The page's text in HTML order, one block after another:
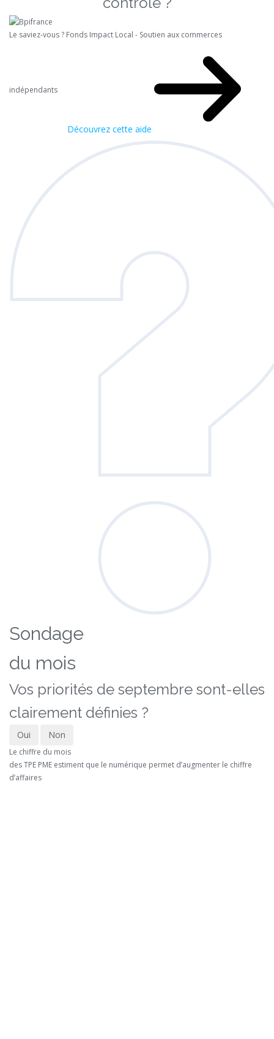
Le saviez-vous ? Fonds Impact Local - Soutien aux commerces
indépendants
Découvrez cette aide
Sondage
du mois
Vos priorités de septembre sont-elles
clairement définies ?
Oui Non
Le chiffre du mois
des TPE PME estiment que le numérique permet d’augmenter le chiffre
d’affaires